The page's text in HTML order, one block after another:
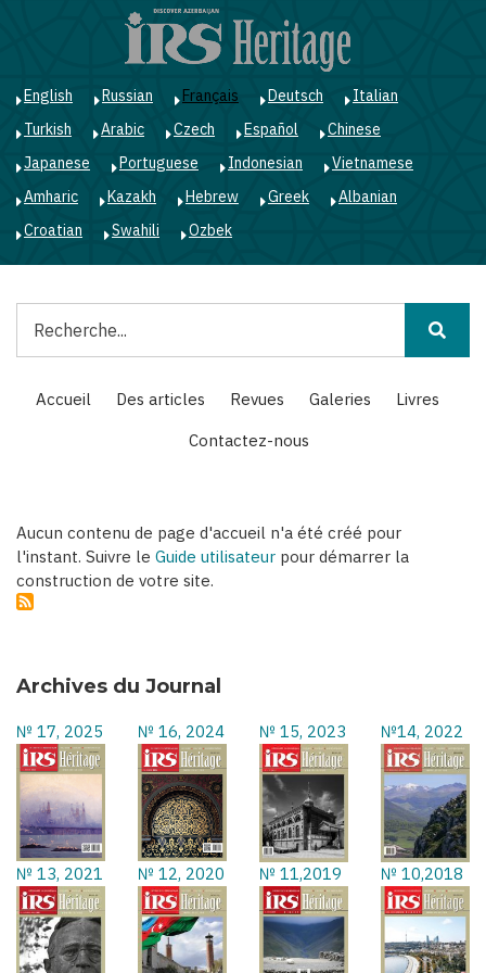
English Russian Français Deutsch
Italian
Turkish
Arabic Czech Español
Chinese
Japanese
Portuguese Indonesian
Vietnamese
Amharic
Kazakh Hebrew Greek
Albanian
Croatian
Swahili Ozbek
Main
navigation
Accueil Des articles Revues Galeries
Livres
Contactez-nous
Aucun contenu de page d'accueil n'a été créé pour
l'instant. Suivre le Guide utilisateur pour démarrer la
construction de votre site.
Archives du Journal
№ 17, 2025 № 16, 2024 № 15, 2023 №14, 2022
№ 13, 2021 № 12, 2020 № 11,2019 № 10,2018